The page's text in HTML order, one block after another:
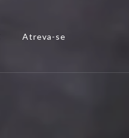
Atreva-se